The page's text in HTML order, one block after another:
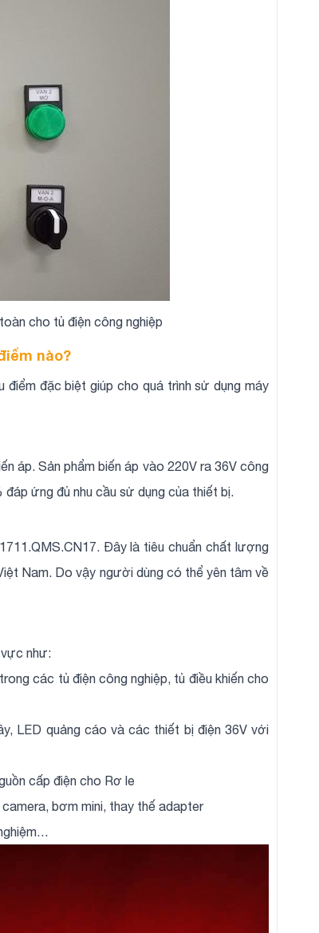
cho tủ điện công nghiệp
nào?
điểm đặc biệt giúp cho quá trình sử dụng máy
áp. Sản phẩm biến áp vào 220V ra 36V công
ứng đủ nhu cầu sử dụng của thiết bị.
Đây là tiêu chuẩn chất lượng
Nam. Do vậy người dùng có thể yên tâm về
vực như:
các tủ điện công nghiệp, tủ điều khiến cho
LED quảng cáo và các thiết bị điện 36V với
cấp điện cho Rơ le
bơm mini, thay thế adapter